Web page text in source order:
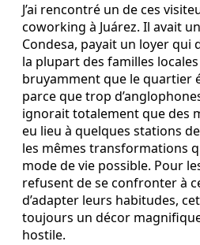
J’ai rencontré un de ces
coworking à Juárez. Il avait
Condesa, payait un loyer qui
la plupart des familles
bruyamment que le quartier
parce que trop
ignorait totalement que des
eu lieu à quelques stations
les mêmes transformations
mode de vie possible. Pour
refusent de se confronter à
d’adapter leurs habitudes,
toujours un décor
hostile.